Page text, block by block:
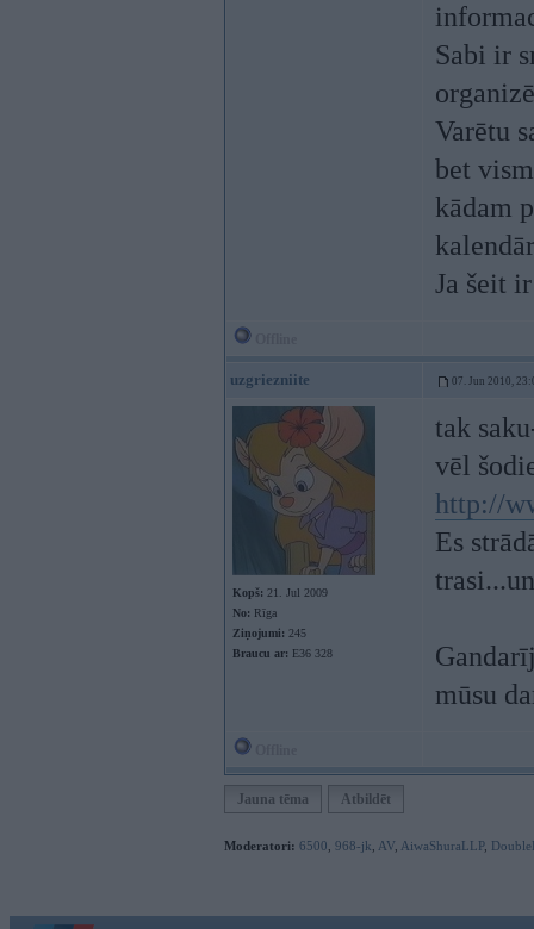
Sabi ir
Varētu
bet
kādam
Ja šeit
uzgriezniite 07. Jun 2010,
Kopš: 21. Jul 2009
No: Rīga
Ziņojumi: 245
Braucu ar: E36 328
tak
vēl
http://
Es
mūsu
Jauna tēma Atbildēt
Moderatori: 6500 968-jk AV AiwaShuraLLP,